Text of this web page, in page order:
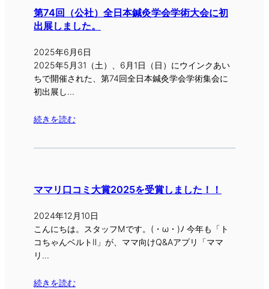
第74回（公社）全日本鍼灸学会学術大会に初
出展しました。
2025年6月6日
2025年5月31（土）、6月1日（日）にウインクあい
ちで開催された、第74回全日本鍼灸学会学術集会に
初出展し…
続きを読む
ママリ口コミ大賞2025を受賞しました！！
2024年12月10日
こんにちは。スタッフMです。(・ω・)ﾉ 今年も「ト
コちゃんベルトⅡ」が、ママ向けQ&Aアプリ「ママ
リ…
続きを読む